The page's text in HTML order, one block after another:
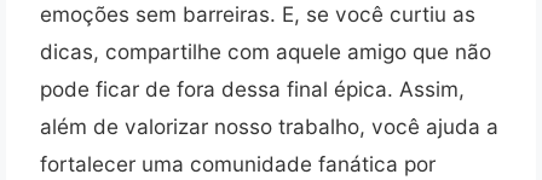
emoções sem barreiras. E, se você curtiu as
dicas, compartilhe com aquele amigo que não
pode ficar de fora dessa final épica. Assim,
além de valorizar nosso trabalho, você ajuda a
fortalecer uma comunidade fanática por